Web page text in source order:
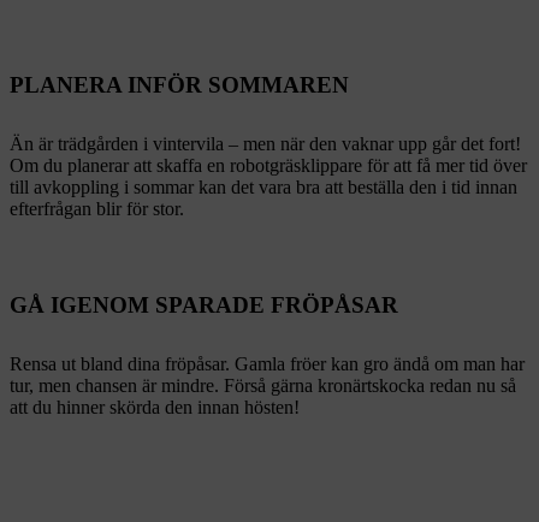
PLANERA INFÖR SOMMAREN
Än är trädgården i vintervila – men när den vaknar upp går det fort!
Om du planerar att skaffa en robotgräsklippare för att få mer tid över
till avkoppling i sommar kan det vara bra att beställa den i tid innan
efterfrågan blir för stor.
GÅ IGENOM SPARADE FRÖPÅSAR
Rensa ut bland dina fröpåsar. Gamla fröer kan gro ändå om man har
tur, men chansen är mindre. Förså gärna kronärtskocka redan nu så
att du hinner skörda den innan hösten!